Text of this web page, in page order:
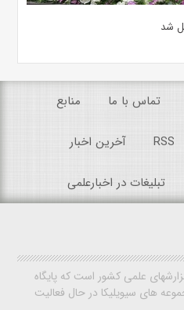
شد
تماس با ما منابع
RSS آخرین اخبار
تبلیغات در اخبارعلمی
علمی کشور است که پایگاه
های سیویلیکا در حال فعالیت